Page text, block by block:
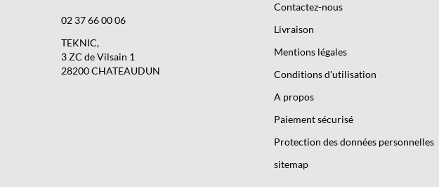
02 37 66 00 06
TEKNIC,
3 ZC de Vilsain 1
28200 CHATEAUDUN
Contactez-nous
Livraison
Mentions légales
Conditions d'utilisation
A propos
Paiement sécurisé
Protection des données personnelles
sitemap